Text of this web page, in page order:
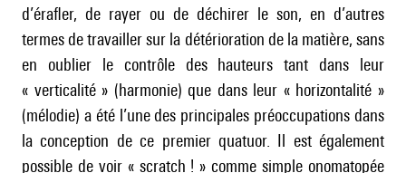
d’érafler, de rayer ou de déchirer le son, en d’autres
termes de travailler sur la détérioration de la matière, sans
en oublier le contrôle des hauteurs tant dans leur
« verticalité » (harmonie) que dans leur « horizontalité »
(mélodie) a été l’une des principales préoccupations dans
la conception de ce premier quatuor. Il est également
possible de voir « scratch ! » comme simple onomatopée